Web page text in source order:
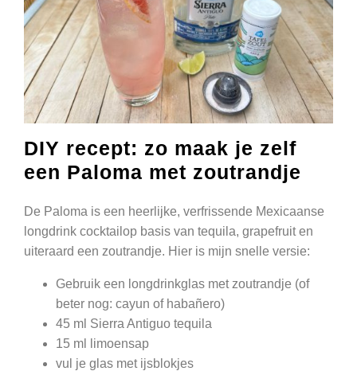
DIY recept: zo maak je zelf
een Paloma met zoutrandje
De Paloma is een heerlijke, verfrissende Mexicaanse
longdrink cocktailop basis van tequila, grapefruit en
uiteraard een zoutrandje. Hier is mijn snelle versie:
Gebruik een longdrinkglas met zoutrandje (of
beter nog: cayun of habañero)
45 ml Sierra Antiguo tequila
15 ml limoensap
vul je glas met ijsblokjes